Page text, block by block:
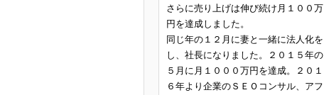
さらに売り上げは伸び続け月１００万
円を達成しました。
同じ年の１２月に妻と一緒に法人化を
し、社長になりました。２０１５年の
５月に月１０００万円を達成。２０１
６年より企業のＳＥＯコンサル、アフ